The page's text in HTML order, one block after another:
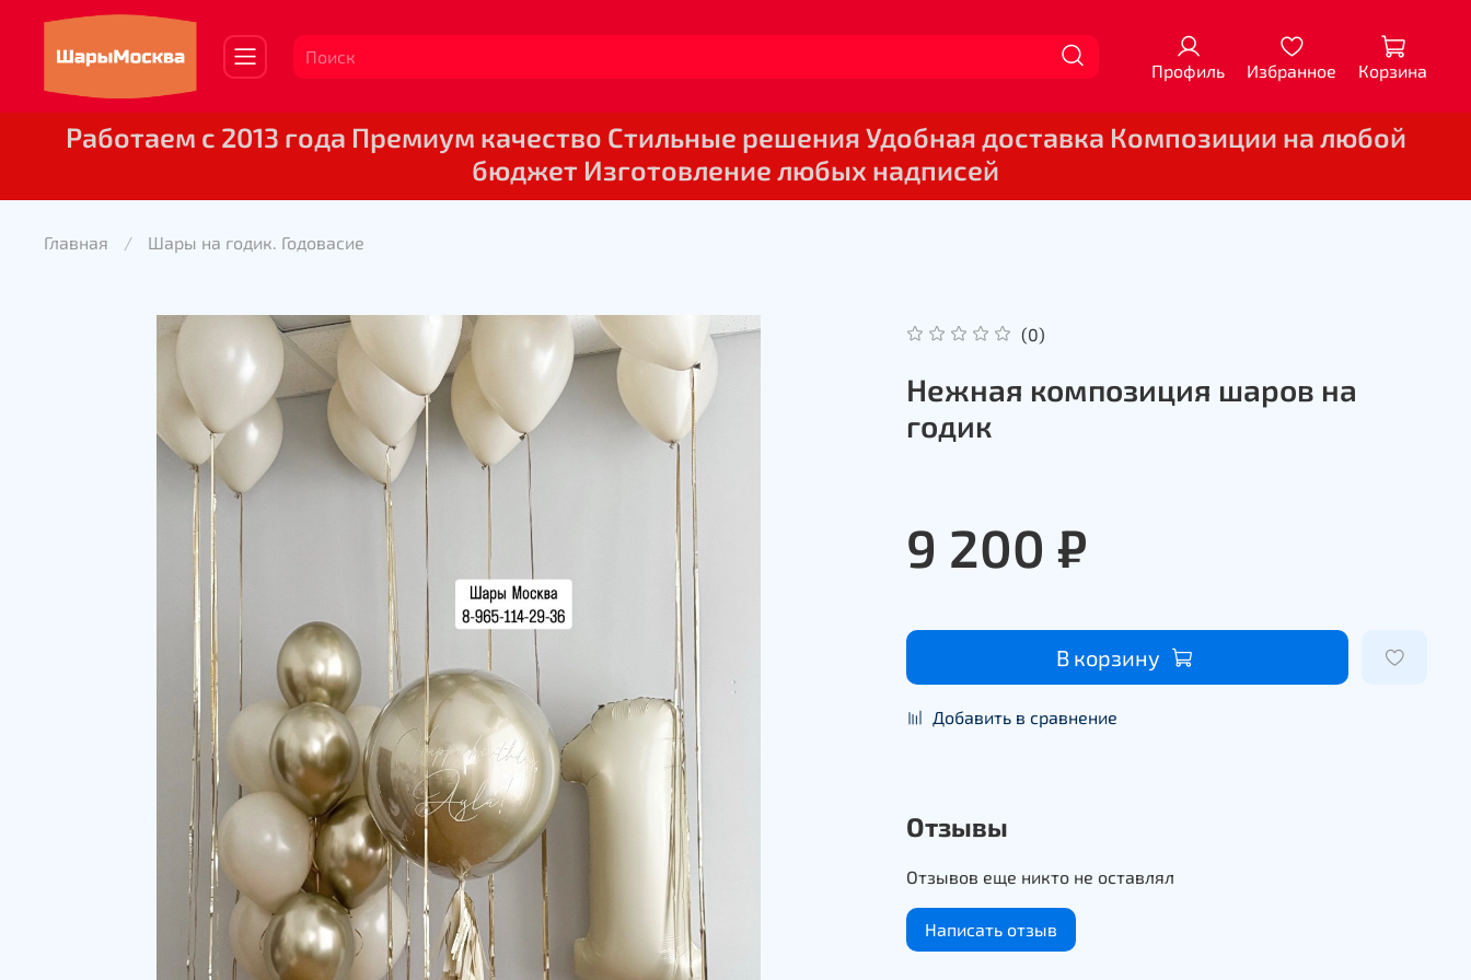
Профиль Избранное Корзина
Работаем с 2013 года Премиум качество Стильные решения Удобная доставка Композиции на любой
бюджет Изготовление любых надписей
Главная Шары на годик. Годовасие
(0)
Нежная композиция шаров на
годик
9 200 ₽
В корзину
Добавить в сравнение
Отзывы
Отзывов еще никто не оставлял
Написать отзыв